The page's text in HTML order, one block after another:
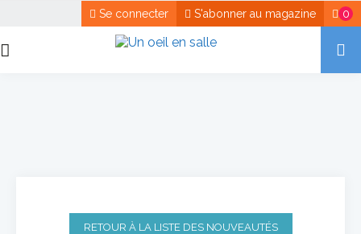
0
S'abonner au magazine
Se connecter
RETOUR À LA LISTE DES NOUVEAUTÉS